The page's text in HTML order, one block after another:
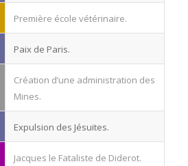
Première école vétérinaire.
Paix de Paris.
Création d’une administration des
Mines.
Expulsion des Jésuites.
Jacques le Fataliste de Diderot.